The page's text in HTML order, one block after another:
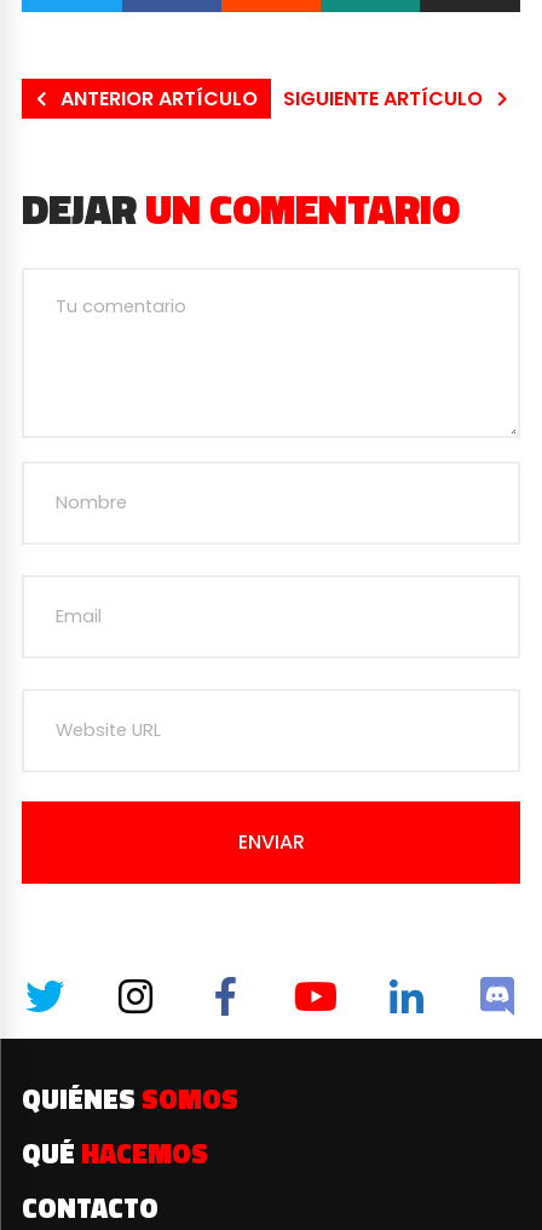
ANTERIOR ARTÍCULO SIGUIENTE ARTÍCULO
DEJARUN COMENTARIO
ENVIAR
QUIÉNES SOMOS
QUÉ HACEMOS
CONTACTO